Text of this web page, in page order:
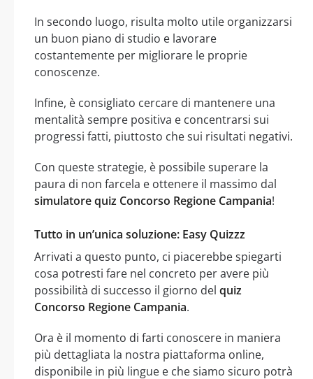
In secondo luogo, risulta molto utile organizzarsi
un buon piano di studio e lavorare
costantemente per migliorare le proprie
conoscenze.
Infine, è consigliato cercare di mantenere una
mentalità sempre positiva e concentrarsi sui
progressi fatti, piuttosto che sui risultati negativi.
Con queste strategie, è possibile superare la
paura di non farcela e ottenere il massimo dal
simulatore quiz Concorso Regione Campania!
Tutto in un’unica soluzione: Easy Quizzz
Arrivati a questo punto, ci piacerebbe spiegarti
cosa potresti fare nel concreto per avere più
possibilità di successo il giorno del quiz
Concorso Regione Campania.
Ora è il momento di farti conoscere in maniera
più dettagliata la nostra piattaforma online,
disponibile in più lingue e che siamo sicuro potrà